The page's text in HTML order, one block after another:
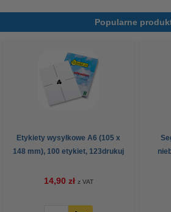
Popularne
Etykiety wysyłkowe A6 (105 x
148 mm), 100 etykiet, 123drukuj
14,90 zł z VAT